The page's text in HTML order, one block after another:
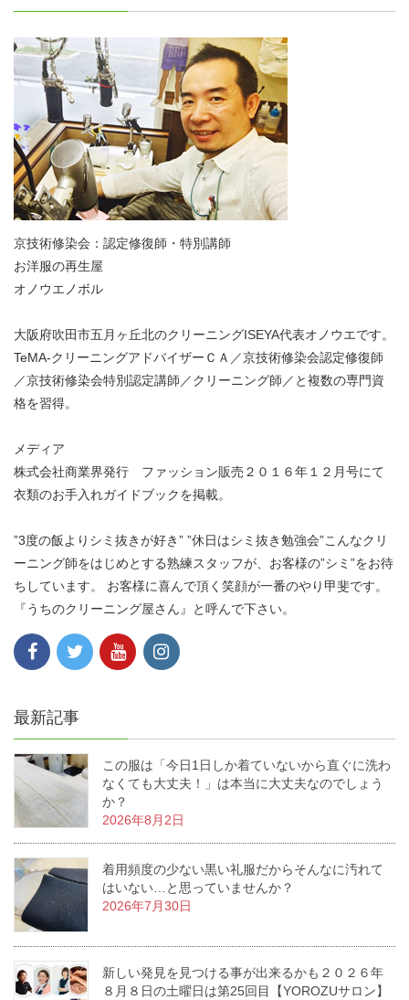
京技術修染会：認定修復師・特別講師
お洋服の再生屋
オノウエノボル
大阪府吹田市五月ヶ丘北のクリーニングISEYA代表オノウエです。
TeMA-クリーニングアドバイザーＣＡ／京技術修染会認定修復師
／京技術修染会特別認定講師／クリーニング師／と複数の専門資
格を習得。
メディア
株式会社商業界発行 ファッション販売２０１６年１２月号にて
衣類のお手入れガイドブックを掲載。
”3度の飯よりシミ抜きが好き” ”休日はシミ抜き勉強会”こんなクリ
ーニング師をはじめとする熟練スタッフが、お客様の”シミ”をお待
ちしています。 お客様に喜んで頂く笑顔が一番のやり甲斐です。
『うちのクリーニング屋さん』と呼んで下さい。
最新記事
この服は「今日1日しか着ていないから直ぐに洗わ
なくても大丈夫！」は本当に大丈夫なのでしょう
か？
2026年8月2日
着用頻度の少ない黒い礼服だからそんなに汚れて
はいない…と思っていませんか？
2026年7月30日
新しい発見を見つける事が出来るかも２０２６年
８月８日の土曜日は第25回目【YOROZUサロン】